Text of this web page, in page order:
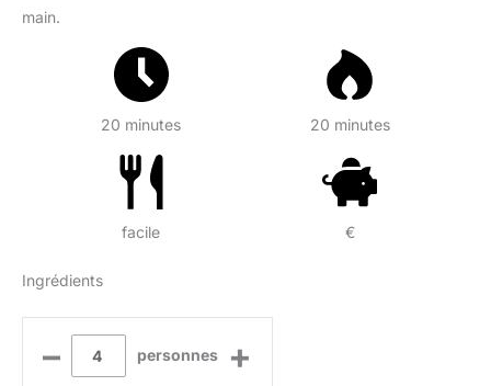
main.
20 minutes 20 minutes
facile €
Ingrédients
– personnes +